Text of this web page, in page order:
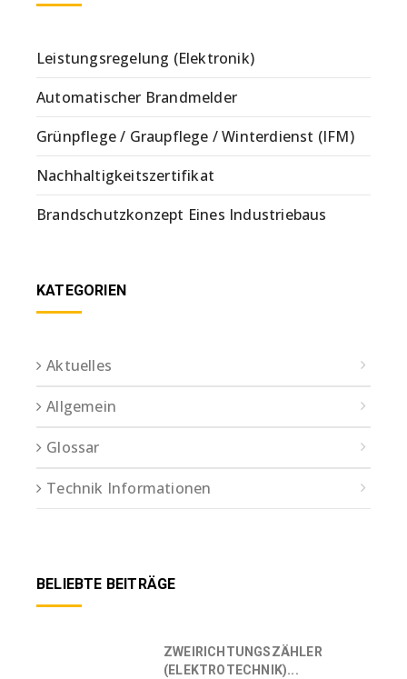
Leistungsregelung (Elektronik)
Automatischer Brandmelder
Grünpflege / Graupflege / Winterdienst (IFM)
Nachhaltigkeitszertifikat
Brandschutzkonzept Eines Industriebaus
KATEGORIEN
Aktuelles
Allgemein
Glossar
Technik Informationen
BELIEBTE BEITRÄGE
ZWEIRICHTUNGSZÄHLER
(ELEKTROTECHNIK)...